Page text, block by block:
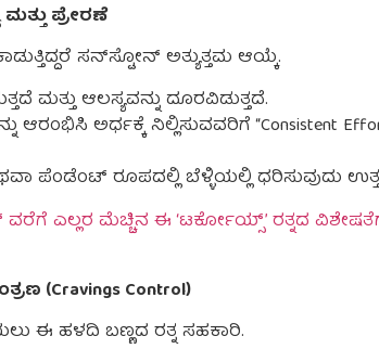
ಪ್ರೇರಣೆ
ಸನ್‌ಸ್ಟೋನ್ ಅತ್ಯುತ್ತಮ ಆಯ್ಕೆ.
ಮತ್ತು ಆಲಸ್ಯವನ್ನು ದೂರವಿಡುತ್ತದೆ.
ಆರಂಭಿಸಿ ಅರ್ಧಕ್ಕೆ ನಿಲ್ಲಿಸುವವರಿಗೆ “Consistent
ಪೆಂಡೆಂಟ್ ರೂಪದಲ್ಲಿ ಬೆಳ್ಳಿಯಲ್ಲಿ ಧರಿಸುವುದು
ಎಲ್ಲರ ಮೆಚ್ಚಿನ ಈ ‘ಟರ್ಕೋಯ್ಸ್’ ರತ್ನದ
(Cravings Control)
ಈ ಹಳದಿ ಬಣ್ಣದ ರತ್ನ ಸಹಕಾರಿ.